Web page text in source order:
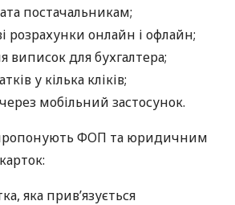
постачальникам;
розрахунки онлайн і офлайн;
виписок для бухгалтера;
у кілька кліків;
мобільний застосунок.
ФОП та юридичним
яка прив’язується